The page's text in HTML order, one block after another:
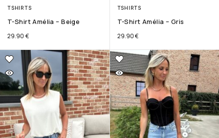
TSHIRTS
T-Shirt Amélia – Beige
29.90 €
TSHIRTS
T-Shirt Amélia – Gris
29.90€